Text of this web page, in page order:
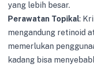
yang lebih besar.
Perawatan Topikal:
mengandung retinoid
memerlukan
kadang bisa